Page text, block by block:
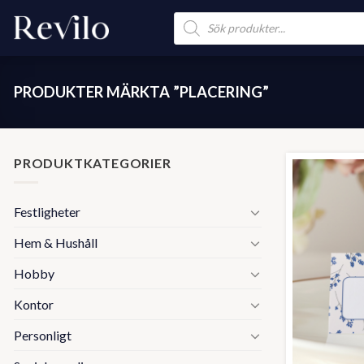
Products
search
PRODUKTER MÄRKTA ”PLACERING”
PRODUKTKATEGORIER
Festligheter
Hem & Hushåll
Hobby
Kontor
Personligt